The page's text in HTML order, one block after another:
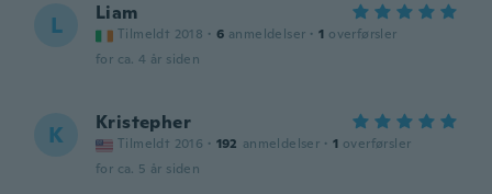
L Liam
Tilmeldt 2018 · 6 anmeldelser · 1 overførsler
for ca. 4 år siden
K Kristepher
Tilmeldt 2016 · 192 anmeldelser · 1 overførsler
for ca. 5 år siden